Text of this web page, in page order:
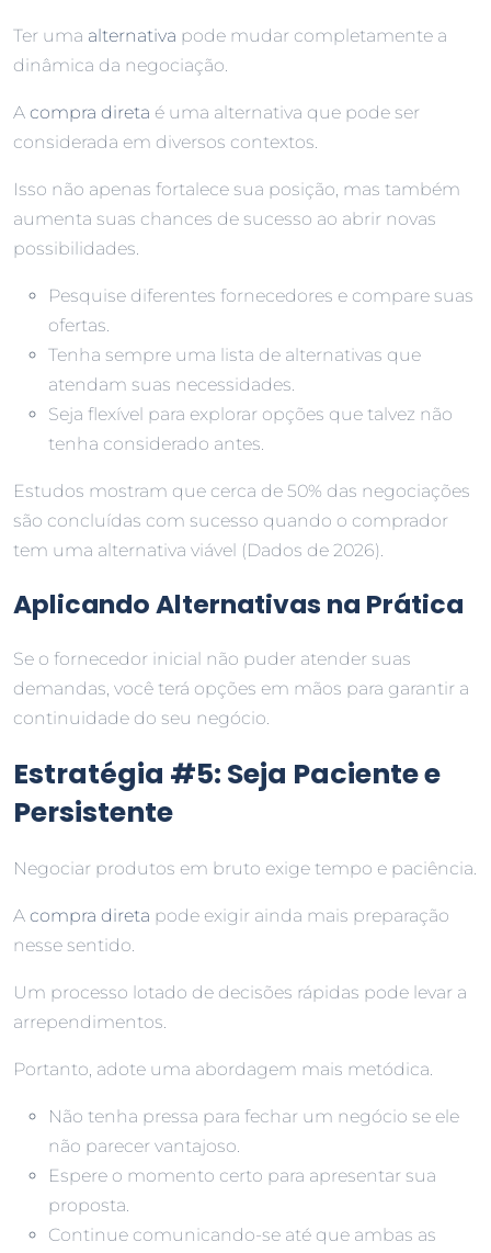
Ter uma alternativa pode mudar completamente a
dinâmica da negociação.
A compra direta é uma alternativa que pode ser
considerada em diversos contextos.
Isso não apenas fortalece sua posição, mas também
aumenta suas chances de sucesso ao abrir novas
possibilidades.
Pesquise diferentes fornecedores e compare suas
ofertas.
Tenha sempre uma lista de alternativas que
atendam suas necessidades.
Seja flexível para explorar opções que talvez não
tenha considerado antes.
Estudos mostram que cerca de 50% das negociações
são concluídas com sucesso quando o comprador
tem uma alternativa viável (Dados de 2026).
Aplicando Alternativas na Prática
Se o fornecedor inicial não puder atender suas
demandas, você terá opções em mãos para garantir a
continuidade do seu negócio.
Estratégia #5: Seja Paciente e
Persistente
Negociar produtos em bruto exige tempo e paciência.
A compra direta pode exigir ainda mais preparação
nesse sentido.
Um processo lotado de decisões rápidas pode levar a
arrependimentos.
Portanto, adote uma abordagem mais metódica.
Não tenha pressa para fechar um negócio se ele
não parecer vantajoso.
Espere o momento certo para apresentar sua
proposta.
Continue comunicando-se até que ambas as